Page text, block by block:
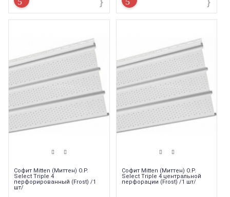
Софит Mitten (Миттен) O.P.
Select Triple 4
перфорированный (Frost) /1
шт/
Софит Mitten (Миттен) O.P.
Select Triple 4 центральной
перфорации (Frost) /1 шт/